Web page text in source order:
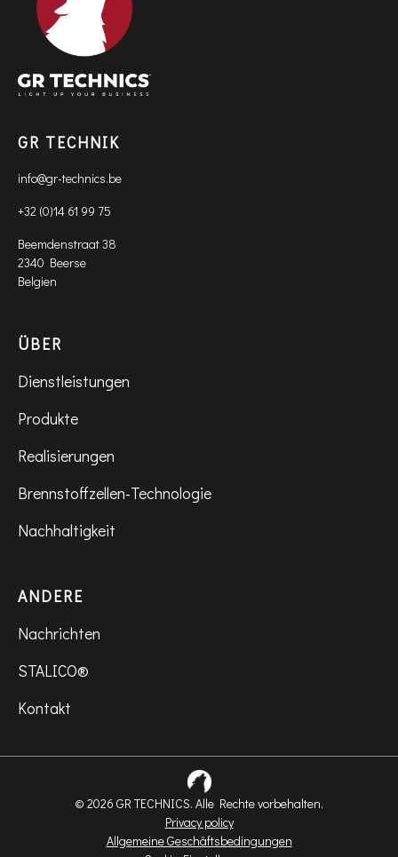
GR TECHNIK
info@gr-technics.be
+32 (0)14 61 99 75
Beemdenstraat 38
2340 Beerse
Belgien
ÜBER
Dienstleistungen
Produkte
Realisierungen
Brennstoffzellen-Technologie
Nachhaltigkeit
ANDERE
Nachrichten
STALICO®
Kontakt
© 2026 GR TECHNICS. Alle Rechte vorbehalten.
Privacy policy
Allgemeine Geschäftsbedingungen